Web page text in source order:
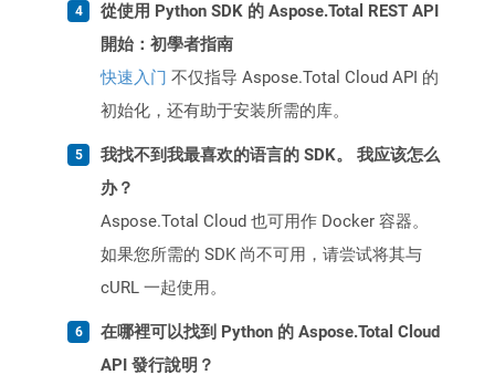
從使用 Python SDK 的 Aspose.Total REST API
開始：初學者指南
快速入门 不仅指导 Aspose.Total Cloud API 的
初始化，还有助于安装所需的库。
我找不到我最喜欢的语言的 SDK。 我应该怎么
办？
Aspose.Total Cloud 也可用作 Docker 容器。
如果您所需的 SDK 尚不可用，请尝试将其与
cURL 一起使用。
在哪裡可以找到 Python 的 Aspose.Total Cloud
API 發行說明？